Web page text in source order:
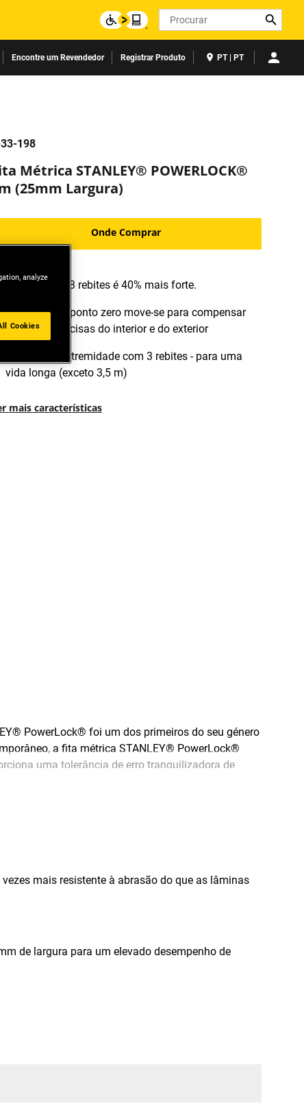
Search
Encontre um Revendedor Registrar Produto PT | PT
198
Métrica STANLEY® POWERLOCK®
(25mm Largura)
Onde Comprar
O gancho de 3 rebites é 40% mais forte.
O gancho do ponto zero move-se para compensar
medições precisas do interior e do exterior
Gancho de extremidade com 3 rebites - para uma
vida longa (exceto 3,5 m)
mais características
PowerLock® foi um dos primeiros do seu género
a fita métrica STANLEY® PowerLock®
uma tolerância de erro tranquilizadora de
versátil foi especificamente concebida para caber
mais resistente à abrasão do que as lâminas
de largura para um elevado desempenho de
analyze
Cookies